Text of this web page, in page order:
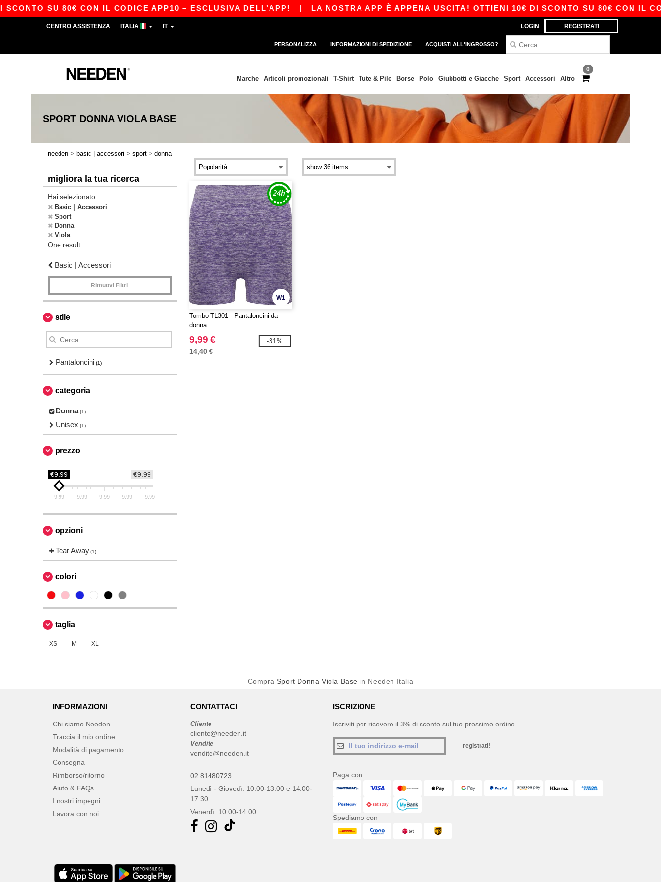
SU 80€ CON IL CODICE APP10 – ESCLUSIVA DELL’APP!|LA NOSTRA APP È APPENA USCITA! OTTIENI 10€ DI SCONTO SU 80€ CON IL
LOGIN REGISTRATI
CENTRO ASSISTENZA ITALIA IT
PERSONALIZZA INFORMAZIONI DI SPEDIZIONE ACQUISTI ALL'INGROSSO?
0
Marche Articoli promozionali T-Shirt Tute & Pile Borse Polo Giubbotti e Giacche Sport Accessori Altro
SPORT DONNA VIOLA BASE
needen > basic | accessori > sport > donna
migliora la tua ricerca
Hai selezionato :
Basic | Accessori
Sport
Donna
Viola
One result.
Basic | Accessori
Rimuovi Filtri
stile
Pantaloncini (1)
categoria
Donna (1)
Unisex (1)
prezzo
€9.99
€9.99
9.99 9.99 9.99 9.99 9.99
opzioni
Tear Away (1)
colori
taglia
XS M XL
W1
Tombo TL301 - Pantaloncini da
donna
9,99 €
14,40 €
-31%
Compra Sport Donna Viola Base in Needen Italia
INFORMAZIONI
Chi siamo Needen
Traccia il mio ordine
Modalità di pagamento
Consegna
Rimborso/ritorno
Aiuto & FAQs
I nostri impegni
Lavora con noi
CONTATTACI
Cliente
cliente@needen.it
Vendite
vendite@needen.it
02 81480723
Lunedì - Giovedì: 10:00-13:00 e 14:00-
17:30
Venerdì: 10:00-14:00
ISCRIZIONE
Iscriviti per ricevere il 3% di sconto sul tuo prossimo ordine
registrati!
Paga con
Spediamo con